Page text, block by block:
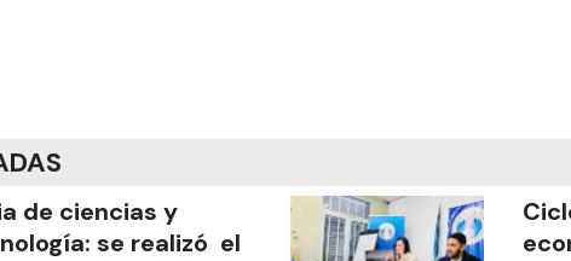
de ciencias y
se realizó el